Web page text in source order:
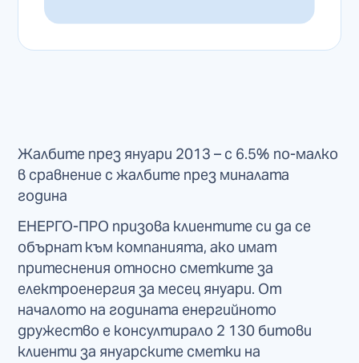
Жалбите през януари 2013 – с 6.5% по-малко
в сравнение с жалбите през миналата
година
ЕНЕРГО-ПРО призова клиентите си да се
обърнат към компанията, ако имат
притеснения относно сметките за
електроенергия за месец януари. От
началото на годината енергийното
дружество е консултирало 2 130 битови
клиенти за януарските сметки на